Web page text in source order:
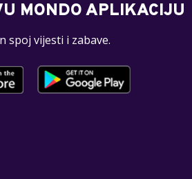
MONDO APLIKACIJU
spoj vijesti i zabave.